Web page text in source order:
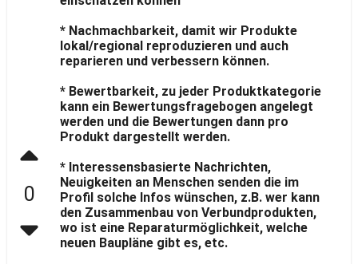
0
* Nachmachbarkeit, damit wir Produkte
lokal/regional reproduzieren und auch
reparieren und verbessern können.
* Bewertbarkeit, zu jeder Produktkategorie
kann ein Bewertungsfragebogen angelegt
werden und die Bewertungen dann pro
Produkt dargestellt werden.
* Interessensbasierte Nachrichten,
Neuigkeiten an Menschen senden die im
Profil solche Infos wünschen, z.B. wer kann
den Zusammenbau von Verbundprodukten,
wo ist eine Reparaturmöglichkeit, welche
neuen Baupläne gibt es, etc.